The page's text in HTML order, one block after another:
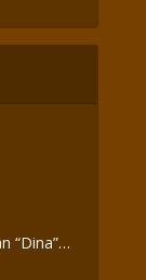
“Dina”